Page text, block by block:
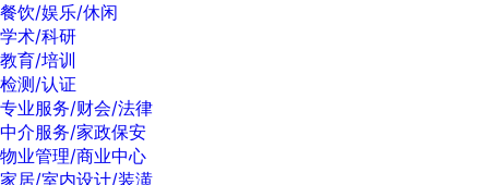
餐饮/娱乐/休闲
学术/科研
教育/培训
检测/认证
专业服务/财会/法律
中介服务/家政保安
物业管理/商业中心
家居/室内设计/装潢